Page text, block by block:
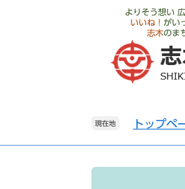
よりそう想い
いいね！ がい
志木のま
現在地 トップペ